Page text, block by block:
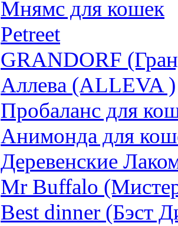
Мнямс для кошек
Petreet
GRANDORF
Аллева (ALLEVA )
Пробаланс для
Анимонда для
Деревенские
Mr Buffalo
Best dinner (Бэст